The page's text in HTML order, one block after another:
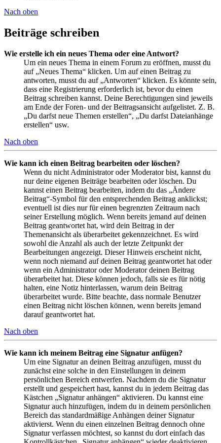
Nach oben
Beiträge schreiben
Wie erstelle ich ein neues Thema oder eine Antwort?
Um ein neues Thema in einem Forum zu eröffnen, musst du
auf „Neues Thema“ klicken. Um auf einen Beitrag zu
antworten, musst du auf „Antworten“ klicken. Es könnte sein,
dass eine Registrierung erforderlich ist, bevor du einen
Beitrag schreiben kannst. Deine Berechtigungen sind jeweils
am Ende der Foren- und der Beitragsansicht aufgelistet. Z. B.
„Du darfst neue Themen erstellen“, „Du darfst Dateianhänge
erstellen“ usw.
Nach oben
Wie kann ich einen Beitrag bearbeiten oder löschen?
Wenn du nicht Administrator oder Moderator bist, kannst du
nur deine eigenen Beiträge bearbeiten oder löschen. Du
kannst einen Beitrag bearbeiten, indem du das „Ändere
Beitrag“-Symbol für den entsprechenden Beitrag anklickst;
eventuell ist dies nur für einen begrenzten Zeitraum nach
seiner Erstellung möglich. Wenn bereits jemand auf deinen
Beitrag geantwortet hat, wird dein Beitrag in der
Themenansicht als überarbeitet gekennzeichnet. Es wird
sowohl die Anzahl als auch der letzte Zeitpunkt der
Bearbeitungen angezeigt. Dieser Hinweis erscheint nicht,
wenn noch niemand auf deinen Beitrag geantwortet hat oder
wenn ein Administrator oder Moderator deinen Beitrag
überarbeitet hat. Diese können jedoch, falls sie es für nötig
halten, eine Notiz hinterlassen, warum dein Beitrag
überarbeitet wurde. Bitte beachte, dass normale Benutzer
einen Beitrag nicht löschen können, wenn bereits jemand
darauf geantwortet hat.
Nach oben
Wie kann ich meinem Beitrag eine Signatur anfügen?
Um eine Signatur an deinen Beitrag anzufügen, musst du
zunächst eine solche in den Einstellungen in deinem
persönlichen Bereich entwerfen. Nachdem du die Signatur
erstellt und gespeichert hast, kannst du in jedem Beitrag das
Kästchen „Signatur anhängen“ aktivieren. Du kannst eine
Signatur auch hinzufügen, indem du in deinem persönlichen
Bereich das standardmäßige Anhängen deiner Signatur
aktivierst. Wenn du einen einzelnen Beitrag dennoch ohne
Signatur verfassen möchtest, so kannst du dort einfach das